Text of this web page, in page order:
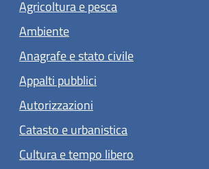
Agricoltura e pesca
Ambiente
Anagrafe e stato civile
Appalti pubblici
Autorizzazioni
Catasto e urbanistica
Cultura e tempo libero